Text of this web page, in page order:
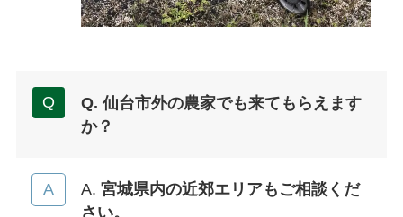
Q. 仙台市外の農家でも来てもらえます
か？
A. 宮城県内の近郊エリアもご相談くだ
さい。